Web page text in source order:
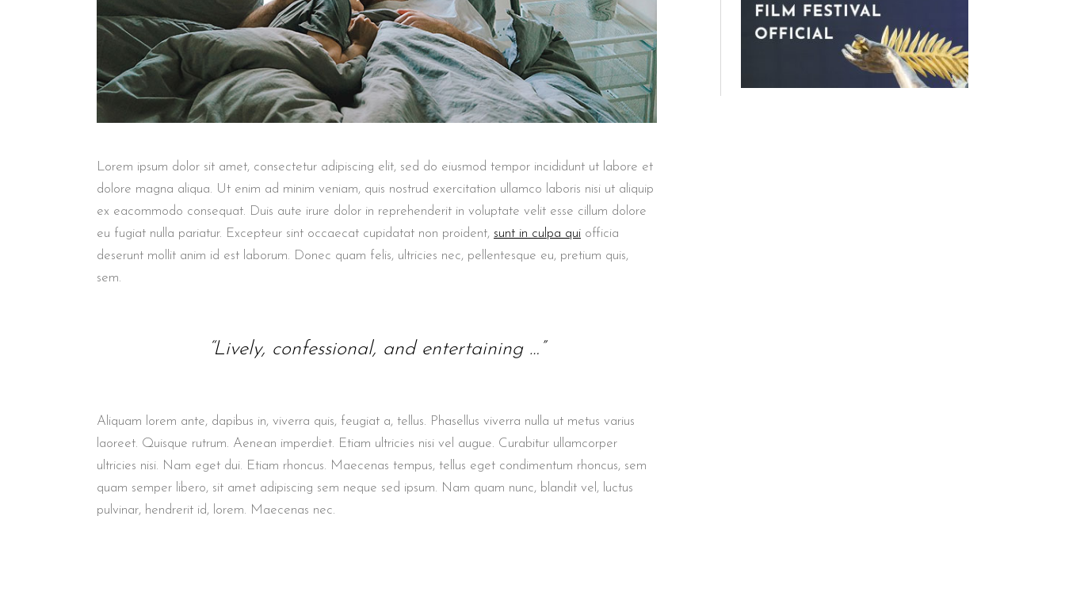
Lorem ipsum dolor sit amet, consectetur adipiscing elit, sed do eiusmod tempor incididunt ut labore et
dolore magna aliqua. Ut enim ad minim veniam, quis nostrud exercitation ullamco laboris nisi ut aliquip
ex eacommodo consequat. Duis aute irure dolor in reprehenderit in voluptate velit esse cillum dolore
eu fugiat nulla pariatur. Excepteur sint occaecat cupidatat non proident, sunt in culpa qui officia
deserunt mollit anim id est laborum. Donec quam felis, ultricies nec, pellentesque eu, pretium quis,
sem.
“Lively, confessional, and entertaining …”
Aliquam lorem ante, dapibus in, viverra quis, feugiat a, tellus. Phasellus viverra nulla ut metus varius
laoreet. Quisque rutrum. Aenean imperdiet. Etiam ultricies nisi vel augue. Curabitur ullamcorper
ultricies nisi. Nam eget dui. Etiam rhoncus. Maecenas tempus, tellus eget condimentum rhoncus, sem
quam semper libero, sit amet adipiscing sem neque sed ipsum. Nam quam nunc, blandit vel, luctus
pulvinar, hendrerit id, lorem. Maecenas nec.